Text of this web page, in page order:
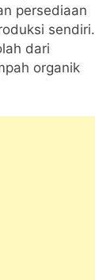
persediaan
sendiri.
dari
organik